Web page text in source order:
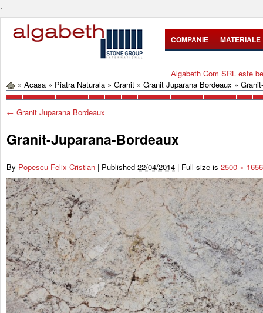
.
COMPANIE MATERIALE
Algabeth Com SRL este
» Acasa » Piatra Naturala » Granit » Granit Juparana Bordeaux »
← Granit Juparana Bordeaux
Granit-Juparana-Bordeaux
By Popescu Felix Cristian | Published 22/04/2014 | Full size is 2500 × 1656